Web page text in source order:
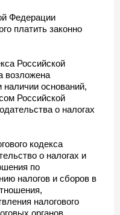
Федерации
платить законно
Российской
возложена
наличии оснований,
Российской
о налогах
кодекса
о налогах и
по
налогов и сборов в
налогового
органов,